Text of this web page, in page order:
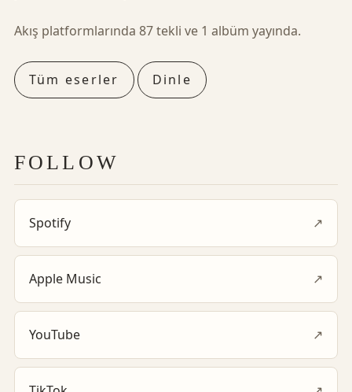
Akış platformlarında 87 tekli ve 1 albüm yayında.
Tüm eserler Dinle
FOLLOW
Spotify ↗
Apple Music ↗
YouTube ↗